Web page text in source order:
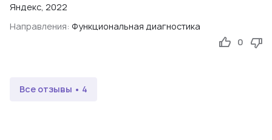
Яндекс, 2022
Направления: Функциональная диагностика
0
Все отзывы • 4